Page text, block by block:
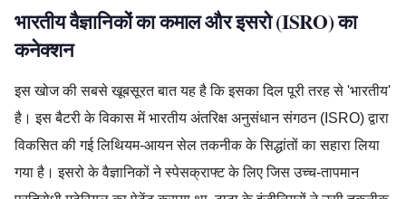
भारतीय वैज्ञानिकों का कमाल और इसरो (ISRO) का
कनेक्शन
इस खोज की सबसे खूबसूरत बात यह है कि इसका दिल पूरी तरह से 'भारतीय'
है। इस बैटरी के विकास में भारतीय अंतरिक्ष अनुसंधान संगठन (ISRO) द्वारा
विकसित की गई लिथियम-आयन सेल तकनीक के सिद्धांतों का सहारा लिया
गया है। इसरो के वैज्ञानिकों ने स्पेसक्राफ्ट के लिए जिस उच्च-तापमान